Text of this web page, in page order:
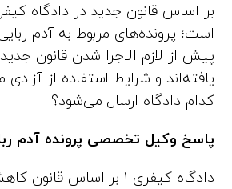
بر اساس قانون جدید در دادگاه
است؛ پرونده‌های مربوط به آدم
پیش از لازم الاجرا شدن قانون
یافته‌اند و شرایط استفاده از آزادی
کدام دادگاه ارسال می‌شود؟
پاسخ وکیل تخصصی پرونده آدم
دادگاه کیفری ۱ بر اساس